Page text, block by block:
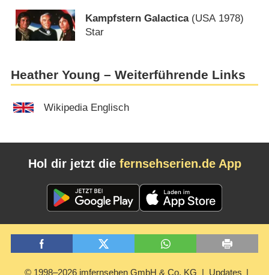
Kampfstern Galactica(USA1978)
Star
Heather Young – Weiterführende Links
Wikipedia Englisch
Hol dir jetzt die fernsehserien.de App
© 1998–2026 imfernsehen GmbH & Co. KG Updates